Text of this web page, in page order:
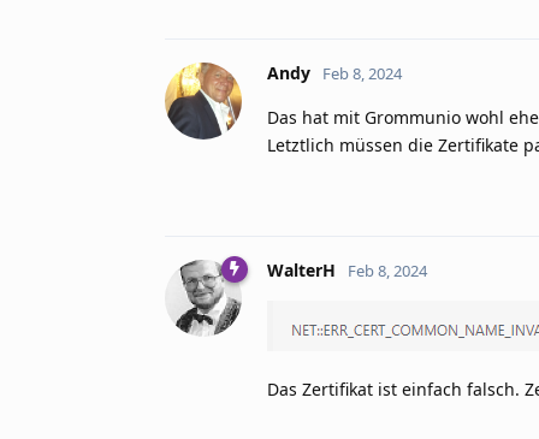
Andy Feb 8, 2024
Das hat mit Grommunio wohl
Letztlich müssen die Zertifikate
WalterH Feb 8, 2024
Das Zertifikat ist einfach falsch.